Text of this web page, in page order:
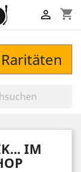
shopping_cart

Raritäten
IM